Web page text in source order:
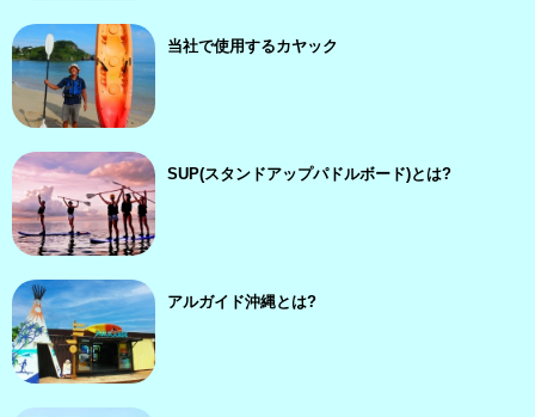
当社で使用するカヤック
SUP(スタンドアップパドルボード)とは?
アルガイド沖縄とは?